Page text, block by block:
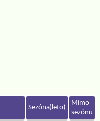
Sezóna(leto)
Mimo
sezónu